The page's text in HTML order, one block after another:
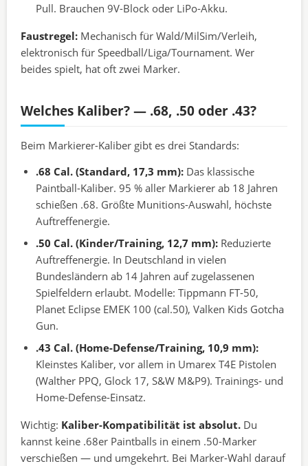
Pull. Brauchen 9V-Block oder LiPo-Akku.
Faustregel: Mechanisch für Wald/MilSim/Verleih,
elektronisch für Speedball/Liga/Tournament. Wer
beides spielt, hat oft zwei Marker.
Welches Kaliber? — .68, .50 oder .43?
Beim Markierer-Kaliber gibt es drei Standards:
.68 Cal. (Standard, 17,3 mm): Das klassische
Paintball-Kaliber. 95 % aller Markierer ab 18 Jahren
schießen .68. Größte Munitions-Auswahl, höchste
Auftreffenergie.
.50 Cal. (Kinder/Training, 12,7 mm): Reduzierte
Auftreffenergie. In Deutschland in vielen
Bundesländern ab 14 Jahren auf zugelassenen
Spielfeldern erlaubt. Modelle: Tippmann FT-50,
Planet Eclipse EMEK 100 (cal.50), Valken Kids Gotcha
Gun.
.43 Cal. (Home-Defense/Training, 10,9 mm):
Kleinstes Kaliber, vor allem in Umarex T4E Pistolen
(Walther PPQ, Glock 17, S&W M&P9). Trainings- und
Home-Defense-Einsatz.
Wichtig: Kaliber-Kompatibilität ist absolut. Du
kannst keine .68er Paintballs in einem .50-Marker
verschießen — und umgekehrt. Bei Marker-Wahl darauf